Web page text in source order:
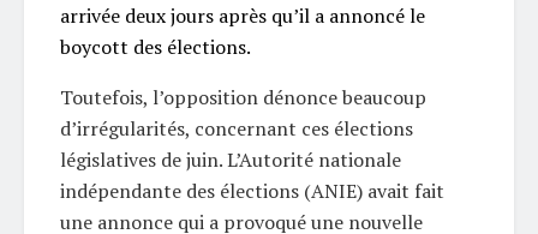
arrivée deux jours après qu’il a annoncé le
boycott des élections.
Toutefois, l’opposition dénonce beaucoup
d’irrégularités, concernant ces élections
législatives de juin. L’Autorité nationale
indépendante des élections (ANIE) avait fait
une annonce qui a provoqué une nouvelle